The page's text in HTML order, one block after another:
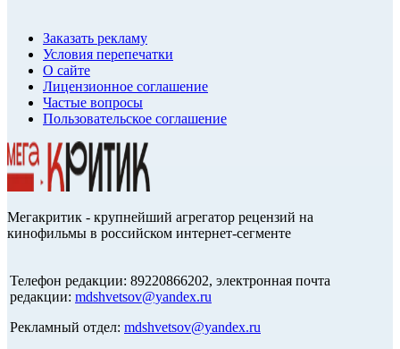
Заказать рекламу
Условия перепечатки
О сайте
Лицензионное соглашение
Частые вопросы
Пользовательское соглашение
Мегакритик - крупнейший агрегатор рецензий на
кинофильмы в российском интернет-сегменте
Телефон редакции: 89220866202, электронная почта
редакции: mdshvetsov@yandex.ru
Рекламный отдел: mdshvetsov@yandex.ru